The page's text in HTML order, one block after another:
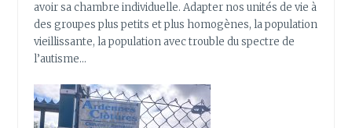
avoir sa chambre individuelle. Adapter nos unités de vie à
des groupes plus petits et plus homogènes, la population
vieillissante, la population avec trouble du spectre de
l’autisme…